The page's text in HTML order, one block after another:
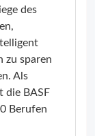
des
zu sparen
Als
die BASF
Berufen